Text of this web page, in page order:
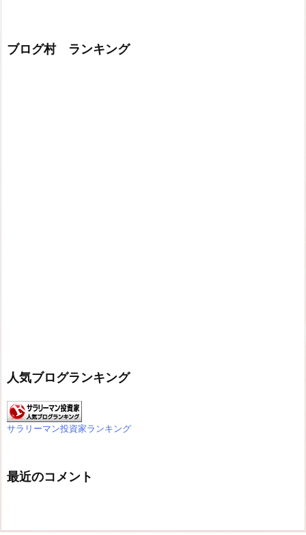
ブログ村 ランキング
人気ブログランキング
サラリーマン投資家ランキング
最近のコメント